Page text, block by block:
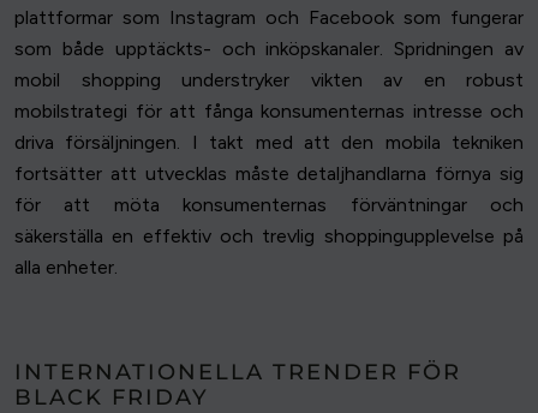
plattformar som Instagram och Facebook som fungerar
som både upptäckts- och inköpskanaler. Spridningen av
mobil shopping understryker vikten av en robust
mobilstrategi för att fånga konsumenternas intresse och
driva försäljningen. I takt med att den mobila tekniken
fortsätter att utvecklas måste detaljhandlarna förnya sig
för att möta konsumenternas förväntningar och
säkerställa en effektiv och trevlig shoppingupplevelse på
alla enheter.
INTERNATIONELLA TRENDER FÖR
BLACK FRIDAY